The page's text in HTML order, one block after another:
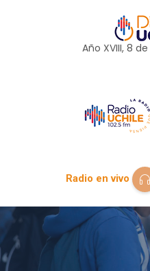
Año XVIII, 8 de
Radio en vivo